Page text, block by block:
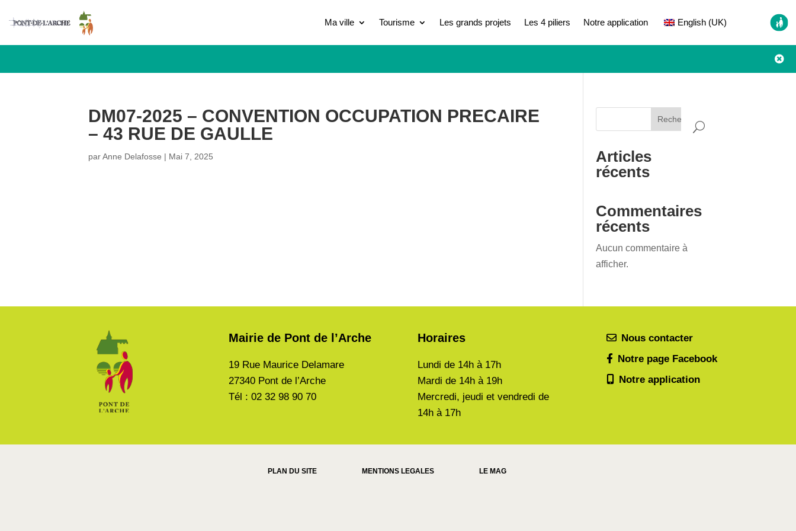
Ma ville Tourisme Les grands projets Les 4 piliers Notre application English (UK)

DM07-2025 – CONVENTION OCCUPATION PRECAIRE
– 43 RUE DE GAULLE
parAnne Delafosse | Mai 7, 2025
Rechercher
Articles
récents
Commentaires
récents
Aucun commentaire à
afficher.
Mairie de Pont de l’Arche
19 Rue Maurice Delamare
27340 Pont de l’Arche
Tél : 02 32 98 90 70
Horaires
Lundi de 14h à 17h
Mardi de 14h à 19h
Mercredi, jeudi et vendredi de
14h à 17h
Nous contacter
Notre page Facebook
Notre application
PLAN DU SITE MENTIONS LEGALES LE MAG